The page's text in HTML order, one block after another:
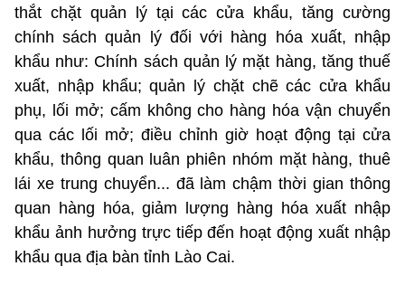
thắt chặt quản lý tại các cửa khẩu, tăng cường
chính sách quản lý đối với hàng hóa xuất, nhập
khẩu như: Chính sách quản lý mặt hàng, tăng thuế
xuất, nhập khẩu; quản lý chặt chẽ các cửa khẩu
phụ, lối mở; cấm không cho hàng hóa vận chuyển
qua các lối mở; điều chỉnh giờ hoạt động tại cửa
khẩu, thông quan luân phiên nhóm mặt hàng, thuê
lái xe trung chuyển... đã làm chậm thời gian thông
quan hàng hóa, giảm lượng hàng hóa xuất nhập
khẩu ảnh hưởng trực tiếp đến hoạt động xuất nhập
khẩu qua địa bàn tỉnh Lào Cai.